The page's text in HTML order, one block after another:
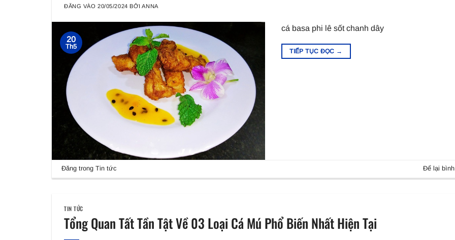
ĐĂNG VÀO20/05/2024 BỞIANNA
20
Th5
cá basa phi lê sốt chanh dây
TIẾP TỤC ĐỌC →
Đăng trongTin tức Để lại
TIN TỨC
Tổng Quan Tất Tần Tật Về 03 Loại Cá Mú Phổ Biến Nhất Hiện Tại